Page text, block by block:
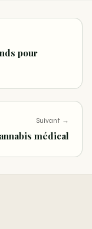
pour
Suivant →
médical